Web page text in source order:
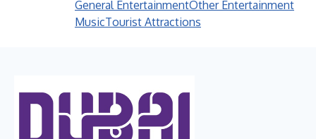
General EntertainmentOther Entertainment
MusicTourist Attractions